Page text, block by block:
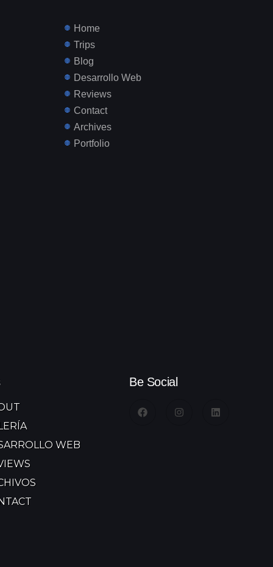
Home
Trips
Blog
Desarrollo Web
Reviews
Contact
Archives
Portfolio
WEB
Be Social